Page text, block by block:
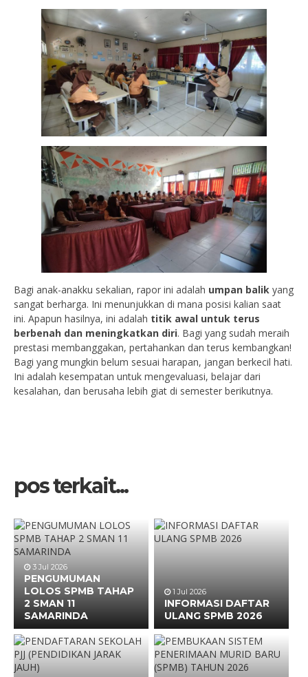
Bagi anak-anakku sekalian, rapor ini adalah umpan balik yang
sangat berharga. Ini menunjukkan di mana posisi kalian saat
ini. Apapun hasilnya, ini adalah titik awal untuk terus
berbenah dan meningkatkan diri. Bagi yang sudah meraih
prestasi membanggakan, pertahankan dan terus kembangkan!
Bagi yang mungkin belum sesuai harapan, jangan berkecil hati.
Ini adalah kesempatan untuk mengevaluasi, belajar dari
kesalahan, dan berusaha lebih giat di semester berikutnya.
pos terkait...
3 Jul 2026
PENGUMUMAN
LOLOS SPMB TAHAP
2 SMAN 11
SAMARINDA
1 Jul 2026
INFORMASI DAFTAR
ULANG SPMB 2026